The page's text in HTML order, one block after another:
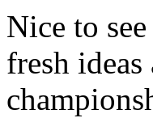
Nice to
fresh